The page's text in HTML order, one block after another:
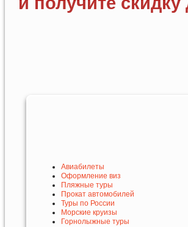
Авиабилеты
Оформление виз
Пляжные туры
Прокат автомобилей
Туры по России
Морские круизы
Горнолыжные туры